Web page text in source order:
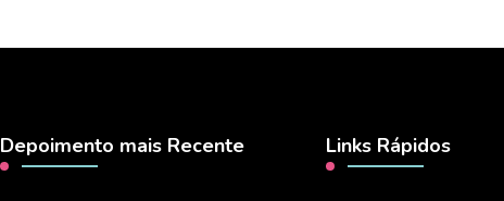
Depoimento mais Recente Links Rápidos